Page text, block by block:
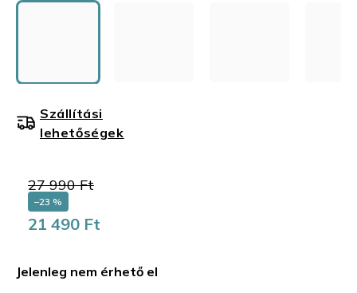
27 990 Ft
–23 %
21 490 Ft
Jelenleg nem érhető el
Szállítási
lehetőségek